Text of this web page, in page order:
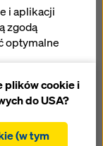
obszar
i aplikacji
zgodą
optymalne
strony
pliki
podczas
plików cookie i
do USA?
(w tym